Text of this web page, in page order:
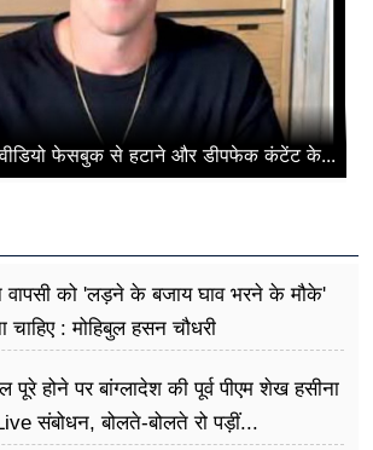
वीडियो फेसबुक से हटाने और डीपफेक कंटेंट के...
को 'लड़ने के बजाय घाव भरने के मौके'
: मोहिबुल हसन चौधरी
होने पर बांग्लादेश की पूर्व पीएम शेख हसीना
संबोधन, बोलते-बोलते रो पड़ीं...